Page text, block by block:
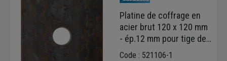
Platine de coffrage en
acier brut 120 x 120 mm
- ép.12 mm pour tige de
Ø23 mm
Code : 521106-1